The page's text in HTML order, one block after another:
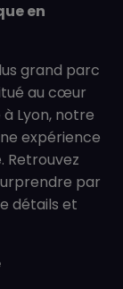
en
grand parc
au cœur
Lyon, notre
expérience
Retrouvez
par
détails et